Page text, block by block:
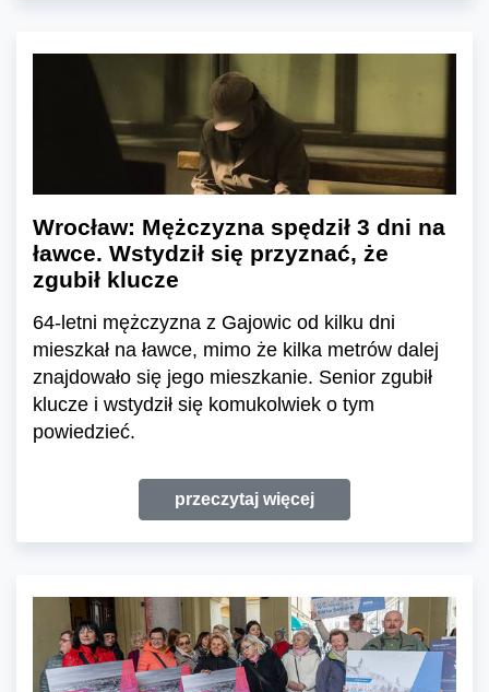
Wrocław: Mężczyzna spędził 3 dni na
ławce. Wstydził się przyznać, że
zgubił klucze
64-letni mężczyzna z Gajowic od kilku dni
mieszkał na ławce, mimo że kilka metrów dalej
znajdowało się jego mieszkanie. Senior zgubił
klucze i wstydził się komukolwiek o tym
powiedzieć.
przeczytaj więcej